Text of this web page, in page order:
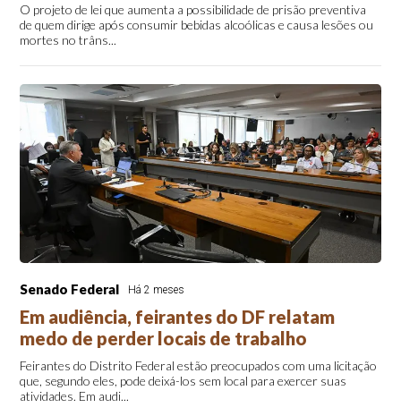
O projeto de lei que aumenta a possibilidade de prisão preventiva
de quem dirige após consumir bebidas alcoólicas e causa lesões ou
mortes no trâns...
Senado Federal Há 2 meses
Em audiência, feirantes do DF relatam
medo de perder locais de trabalho
Feirantes do Distrito Federal estão preocupados com uma licitação
que, segundo eles, pode deixá-los sem local para exercer suas
atividades. Em audi...